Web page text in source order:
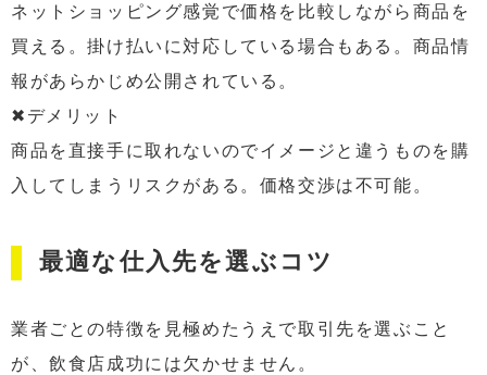
ネットショッピング感覚で価格を比較しながら商品を
買える。掛け払いに対応している場合もある。商品情
報があらかじめ公開されている。
✖デメリット
商品を直接手に取れないのでイメージと違うものを購
入してしまうリスクがある。価格交渉は不可能。
最適な仕入先を選ぶコツ
業者ごとの特徴を見極めたうえで取引先を選ぶこと
が、飲食店成功には欠かせません。